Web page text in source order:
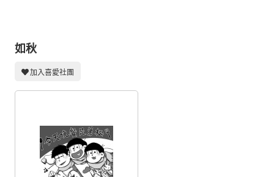
攤位轉讓區
會員功能選單
註冊會員
登入
如秋
加入喜愛社團